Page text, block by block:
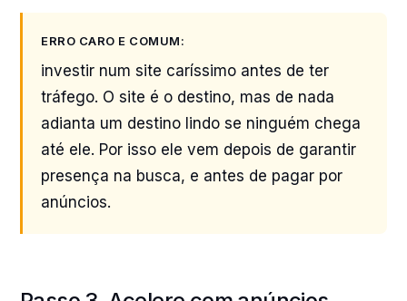
ERRO CARO E COMUM:
investir num site caríssimo antes de ter
tráfego. O site é o destino, mas de nada
adianta um destino lindo se ninguém chega
até ele. Por isso ele vem depois de garantir
presença na busca, e antes de pagar por
anúncios.